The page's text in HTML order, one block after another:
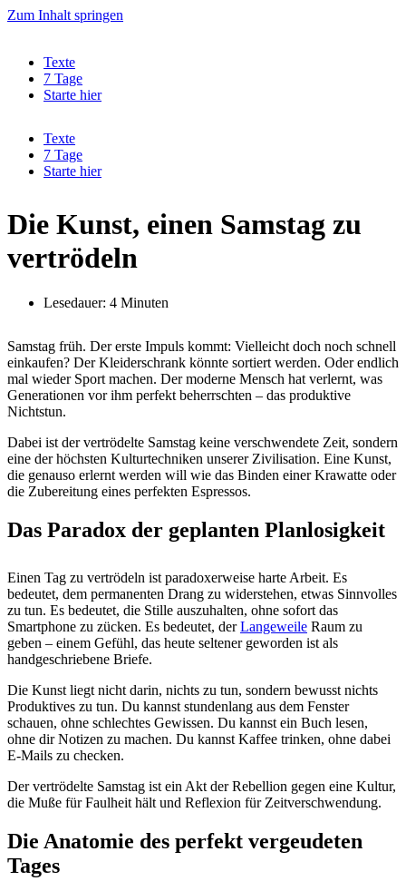
Zum Inhalt springen
Texte
7 Tage
Starte hier
Texte
7 Tage
Starte hier
Die Kunst, einen Samstag zu
vertrödeln
Lesedauer: 4 Minuten
Samstag früh. Der erste Impuls kommt: Vielleicht doch noch schnell
einkaufen? Der Kleiderschrank könnte sortiert werden. Oder endlich
mal wieder Sport machen. Der moderne Mensch hat verlernt, was
Generationen vor ihm perfekt beherrschten – das produktive
Nichtstun.
Dabei ist der vertrödelte Samstag keine verschwendete Zeit, sondern
eine der höchsten Kulturtechniken unserer Zivilisation. Eine Kunst,
die genauso erlernt werden will wie das Binden einer Krawatte oder
die Zubereitung eines perfekten Espressos.
Das Paradox der geplanten Planlosigkeit
Einen Tag zu vertrödeln ist paradoxerweise harte Arbeit. Es
bedeutet, dem permanenten Drang zu widerstehen, etwas Sinnvolles
zu tun. Es bedeutet, die Stille auszuhalten, ohne sofort das
Smartphone zu zücken. Es bedeutet, derLangeweile Raum zu
geben – einem Gefühl, das heute seltener geworden ist als
handgeschriebene Briefe.
Die Kunst liegt nicht darin, nichts zu tun, sondern bewusst nichts
Produktives zu tun. Du kannst stundenlang aus dem Fenster
schauen, ohne schlechtes Gewissen. Du kannst ein Buch lesen,
ohne dir Notizen zu machen. Du kannst Kaffee trinken, ohne dabei
E-Mails zu checken.
Der vertrödelte Samstag ist ein Akt der Rebellion gegen eine Kultur,
die Muße für Faulheit hält und Reflexion für Zeitverschwendung.
Die Anatomie des perfekt vergeudeten
Tages